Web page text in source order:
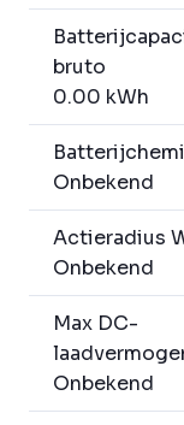
bruto
0.00 kWh
Onbekend
Actieradius
Onbekend
Max DC-
Onbekend